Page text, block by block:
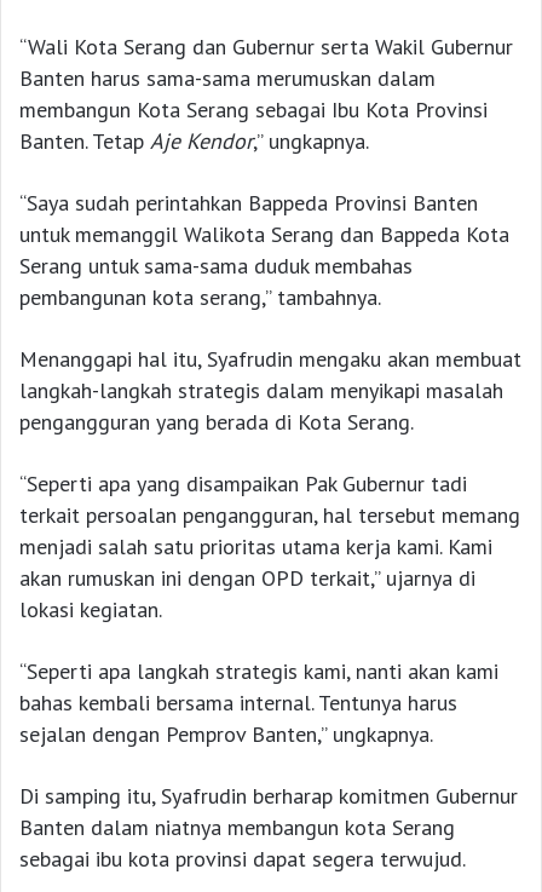
“Wali Kota Serang dan Gubernur serta Wakil Gubernur
Banten harus sama-sama merumuskan dalam
membangun Kota Serang sebagai Ibu Kota Provinsi
Banten. Tetap Aje Kendor,” ungkapnya.
“Saya sudah perintahkan Bappeda Provinsi Banten
untuk memanggil Walikota Serang dan Bappeda Kota
Serang untuk sama-sama duduk membahas
pembangunan kota serang,” tambahnya.
Menanggapi hal itu, Syafrudin mengaku akan membuat
langkah-langkah strategis dalam menyikapi masalah
pengangguran yang berada di Kota Serang.
“Seperti apa yang disampaikan Pak Gubernur tadi
terkait persoalan pengangguran, hal tersebut memang
menjadi salah satu prioritas utama kerja kami. Kami
akan rumuskan ini dengan OPD terkait,” ujarnya di
lokasi kegiatan.
“Seperti apa langkah strategis kami, nanti akan kami
bahas kembali bersama internal. Tentunya harus
sejalan dengan Pemprov Banten,” ungkapnya.
Di samping itu, Syafrudin berharap komitmen Gubernur
Banten dalam niatnya membangun kota Serang
sebagai ibu kota provinsi dapat segera terwujud.